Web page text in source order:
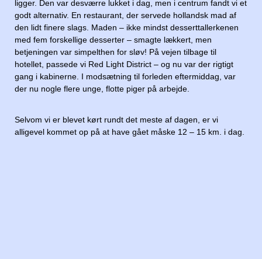
ligger. Den var desværre lukket i dag, men i centrum fandt vi et
godt alternativ. En restaurant, der servede hollandsk mad af
den lidt finere slags. Maden – ikke mindst desserttallerkenen
med fem forskellige desserter – smagte lækkert, men
betjeningen var simpelthen for sløv! På vejen tilbage til
hotellet, passede vi Red Light District – og nu var der rigtigt
gang i kabinerne. I modsætning til forleden eftermiddag, var
der nu nogle flere unge, flotte piger på arbejde.
Selvom vi er blevet kørt rundt det meste af dagen, er vi
alligevel kommet op på at have gået måske 12 – 15 km. i dag.